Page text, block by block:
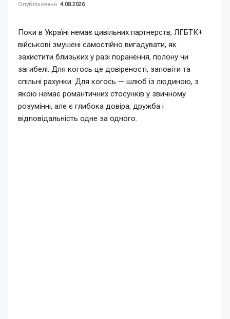
Опубліковано 4.08.2026
Поки в Україні немає цивільних партнерств, ЛГБТК+
військові змушені самостійно вигадувати, як
захистити близьких у разі поранення, полону чи
загибелі. Для когось це довіреності, заповіти та
спільні рахунки. Для когось — шлюб із людиною, з
якою немає романтичних стосунків у звичному
розумінні, але є глибока довіра, дружба і
відповідальність одне за одного.